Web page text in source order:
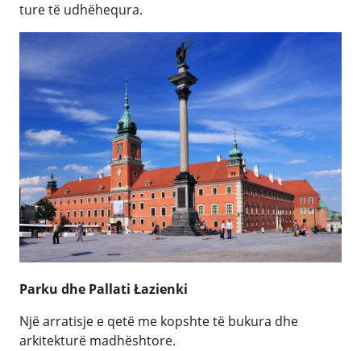
ture të udhëhequra.
Parku dhe Pallati Łazienki
Një arratisje e qetë me kopshte të bukura dhe
arkitekturë madhështore.